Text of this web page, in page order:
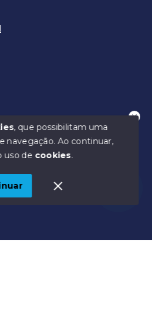
em horário
responder para te
Rêgo Imóveis - Todos os
, que possibilitam uma
navegação.Ao continuar,
uso de cookies.